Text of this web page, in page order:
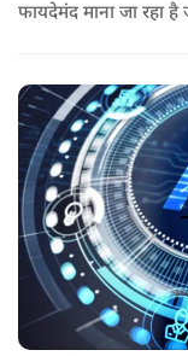
फायदेमंद माना जा रहा